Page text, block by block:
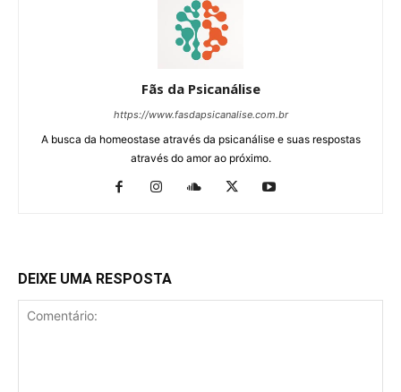
Fãs da Psicanálise
https://www.fasdapsicanalise.com.br
A busca da homeostase através da psicanálise e suas respostas
através do amor ao próximo.
DEIXE UMA RESPOSTA